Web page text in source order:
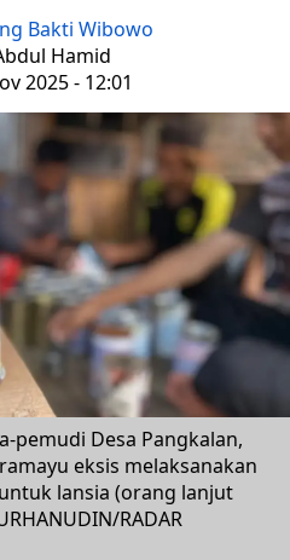
Bakti Wibowo
Hamid
2025 - 12:01
pemudi Desa Pangkalan,
eksis melaksanakan
lansia (orang lanjut
RADAR